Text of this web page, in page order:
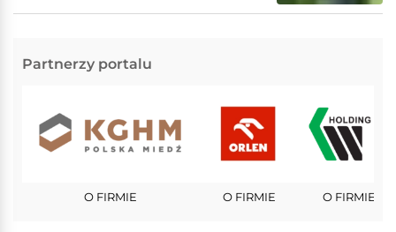
Partnerzy portalu
O FIRMIE O FIRMIE O FIRMIE